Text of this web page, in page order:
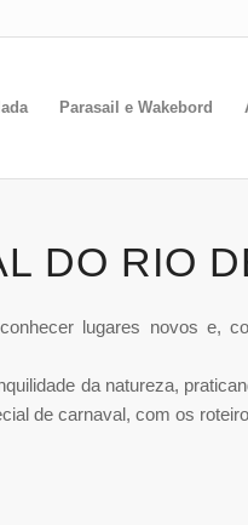
Parasail e Wakebord
DO RIO
lugares novos e,
da natureza,
de carnaval, com os